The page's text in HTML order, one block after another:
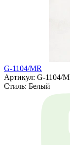
G-1104/MR
Артикул: G-1104/
Стиль: Белый